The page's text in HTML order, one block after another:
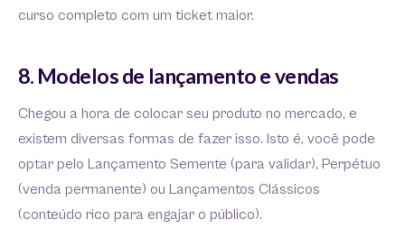
curso completo com um ticket maior.
8. Modelos de lançamento e vendas
Chegou a hora de colocar seu produto no mercado, e
existem diversas formas de fazer isso. Isto é, você pode
optar pelo Lançamento Semente (para validar), Perpétuo
(venda permanente) ou Lançamentos Clássicos
(conteúdo rico para engajar o público).